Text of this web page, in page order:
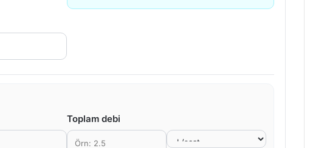
Toplam debi